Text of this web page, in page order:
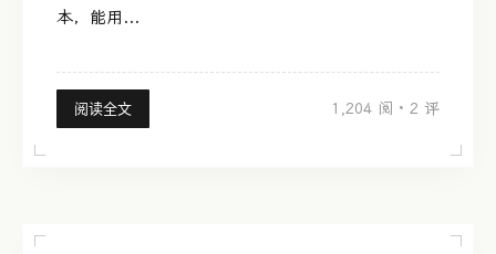
本，能用...
阅读全文 1,204 阅 · 2 评